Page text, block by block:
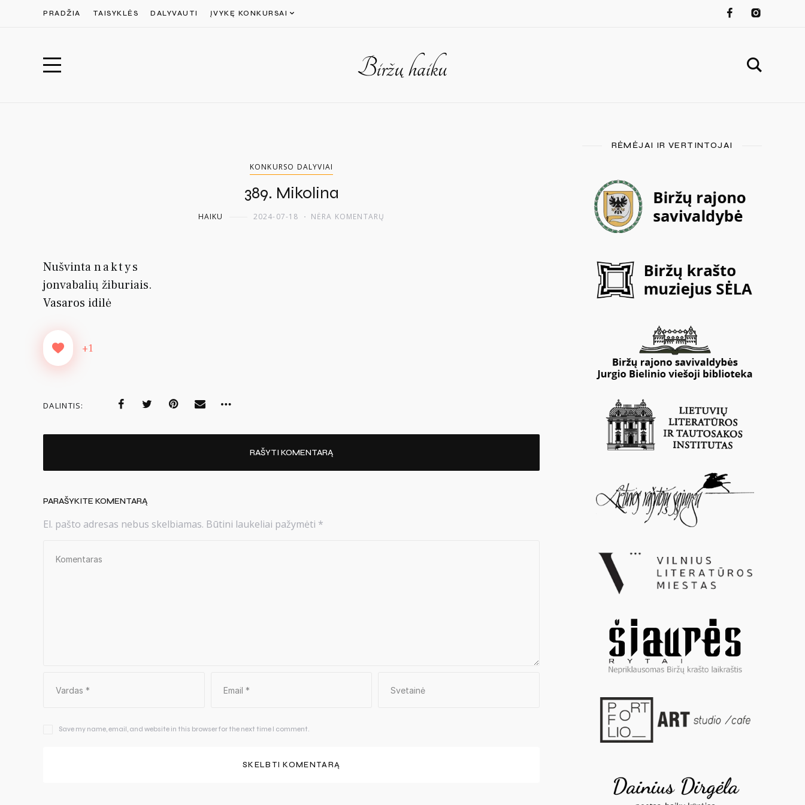
PRADŽIA TAISYKLĖS DALYVAUTI ĮVYKĘ KONKURSAI
KONKURSO DALYVIAI
389. Mikolina
HAIKU 2024-07-18 NĖRA KOMENTARŲ
Nušvintanaktys
jonvabalių žiburiais.
Vasaros idilė
+1
DALINTIS:
RAŠYTI KOMENTARĄ
PARAŠYKITE KOMENTARĄ
El. pašto adresas nebus skelbiamas. Būtini laukeliai pažymėti *
Save my name, email, and website in this browser for the next time I comment.
RĖMĖJAI IR VERTINTOJAI